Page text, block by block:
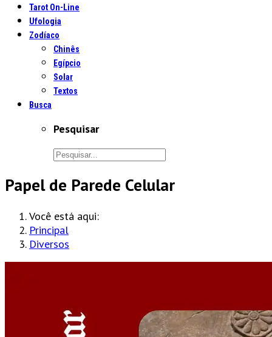
Tarot On-Line
Ufologia
Zodíaco
Chinês
Egípcio
Solar
Textos
Busca
Pesquisar
Papel de Parede Celular
Você está aqui:
Principal
Diversos